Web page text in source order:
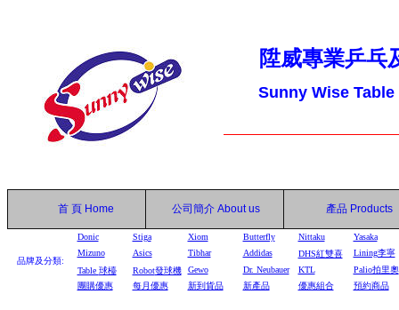
陞威專業乒乓
Sunny Wise
首 頁 Home 公司簡介 About us 產品 Products
品牌及分類:
Donic Stiga Xiom Butterfly Nittaku
Yasaka
Mizuno
Asics Tibhar Addidas DHS紅雙喜
Lining李寧
Table 球檯 Robot發球機 Gewo Dr. Neubauer KTL
Palio拍里奧
團購優惠
每月優惠 新到貨品 新產品 優惠組合 預約商品